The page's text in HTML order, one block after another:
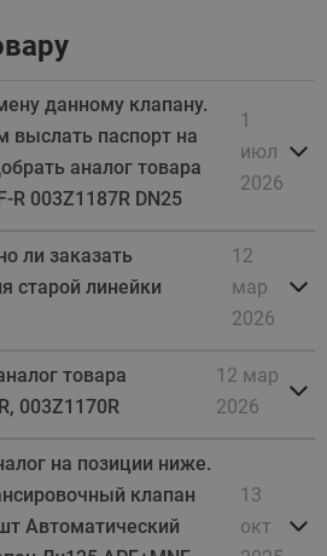
данному клапану.
выслать паспорт на
аналог товара
R 003Z1187R DN25
1
июл
2026
ли заказать
старой линейки
12
мар
2026
товара
003Z1170R
12 мар
2026
на позиции ниже.
клапан
Автоматический
13
окт